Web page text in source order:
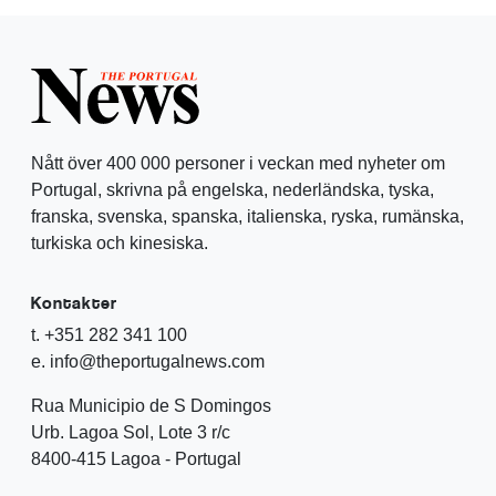
Nått över 400 000 personer i veckan med nyheter om
Portugal, skrivna på engelska, nederländska, tyska,
franska, svenska, spanska, italienska, ryska, rumänska,
turkiska och kinesiska.
Kontakter
t. +351 282 341 100
e. info@theportugalnews.com
Rua Municipio de S Domingos
Urb. Lagoa Sol, Lote 3 r/c
8400-415 Lagoa - Portugal